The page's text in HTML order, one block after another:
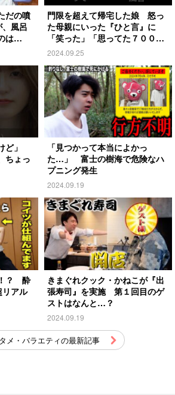
だの噴
風呂
は…
門限を超えて帰宅した娘 怒っ
た母親にいった『ひと言』に
「笑った」「思ってた７００倍
特殊」
2024.09.25
ど」
ちょっ
「見つかって本当によかっ
た…」 富士の樹海で危険なハ
プニング発生
2024.09.19
？ 酔
アル
きまぐれクック・かねこが『出
張寿司』を実施 第１回目のゲ
ストはなんと…？
2024.09.19
メ・バラエティの最新記事